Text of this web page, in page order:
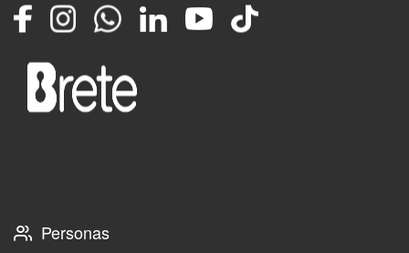
FacebookInstagramWhatsappLinkedInYouTube
TikTok
Personas